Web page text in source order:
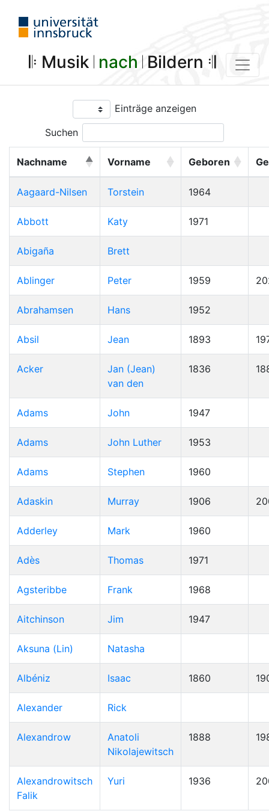
𝄆 Musik 𝄀 nach 𝄀 Bildern 𝄇
Einträge anzeigen
Suchen
Nachname Vorname Geboren
Aagaard-Nilsen Torstein 1964
Abbott Katy 1971
Abigaña Brett
Ablinger Peter 1959
Abrahamsen Hans 1952
Absil Jean 1893
Acker
Jan (Jean)
van den
1836
Adams John 1947
Adams John Luther 1953
Adams Stephen 1960
Adaskin Murray 1906
Adderley Mark 1960
Adès Thomas 1971
Agsteribbe Frank 1968
Aitchinson Jim 1947
Aksuna (Lin) Natasha
Albéniz Isaac 1860
Alexander Rick
Alexandrow
Anatoli
Nikolajewitsch
1888
Alexandrowitsch
Falik
Yuri 1936